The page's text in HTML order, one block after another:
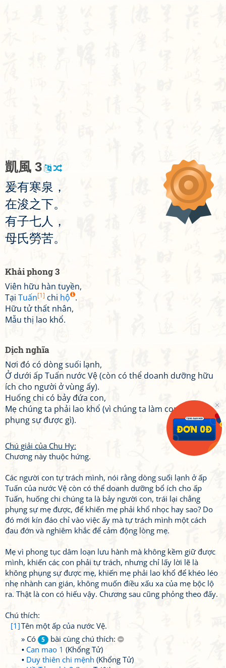
凱風 3
爰有寒泉 ，
在浚之下。
有子七人 ，
母氏勞苦。
Khải phong 3
Viên hữu hàn tuyền,
Tại Tuấn[1] chi hộ .
Hữu tử thất nhân,
Mẫu thị lao khổ.
Dịch nghĩa
Nơi đó có dòng suối lạnh,
Ở dưới ấp Tuấn nước Vệ (còn có thể doanh dưỡng hữu
ích cho người ở vùng ấy).
Huống chi có bảy đứa con,
Mẹ chúng ta phải lao khổ (vì chúng ta làm con không
phụng sự được gì).
Chú giải của Chu Hy:
Chương này thuộc hứng.
Các người con tự trách mình, nói rằng dòng suối lạnh ở ấp
Tuấn của nước Vệ còn có thể doanh dưỡng bổ ích cho ấp
Tuấn, huống chi chúng ta là bảy người con, trái lại chẳng
phụng sự mẹ được, để khiến mẹ phải khổ nhọc hay sao? Do
đó mới kín đáo chỉ vào việc ấy mà tự trách mình một cách
đau đớn và nghiêm khắc để cảm động lòng mẹ.
Mẹ vì phong tục dâm loạn lưu hành mà không kềm giữ được
mình, khiến các con phải tự trách, nhưng chỉ lấy lời lẽ là
không phụng sự được mẹ, khiến mẹ phải lao khổ để khéo léo
nhẹ nhành can gián, không muốn điều xấu xa của mẹ bộc lộ
ra. Thật là con có hiếu vậy. Chương sau cũng phỏng theo đấy.
Chú thích:
[1]Tên một ấp của nước Vệ.
» Có
5
bài cùng chú thích:
Can mao 1 (Khổng Tử)
Duy thiên chi mệnh (Khổng Tử)